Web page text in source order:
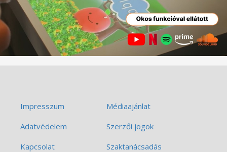
Impresszum
Médiaajánlat
Adatvédelem
Szerzői jogok
Kapcsolat
Szaktanácsadás